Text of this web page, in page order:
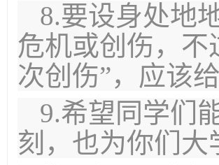
8.要设身处地
危机或创伤，不
次创伤”，应该
9.希望同学们
刻，也为你们